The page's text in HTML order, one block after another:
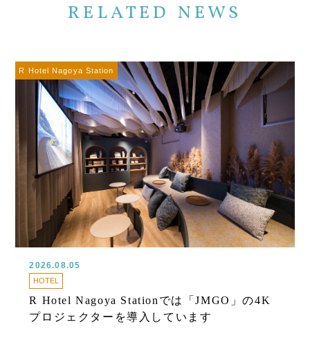
RELATED NEWS
R Hotel Nagoya Station
2026.08.05
HOTEL
R Hotel Nagoya Stationでは「JMGO」の4K
プロジェクターを導入しています